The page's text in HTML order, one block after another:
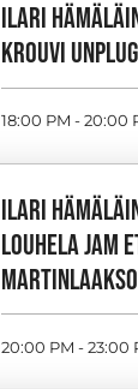
ILARI
KROUVI
18:00 PM - 20:00
ILARI
LOUHELA JAM
MARTINLAAKSO
20:00 PM - 23:00